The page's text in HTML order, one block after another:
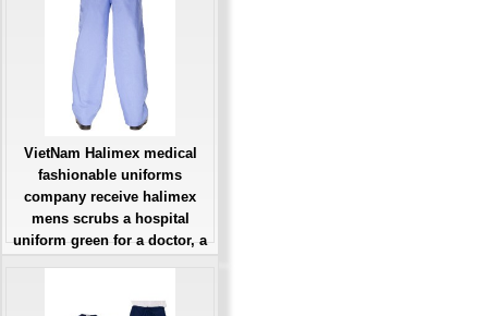
Đặt hàng
VietNam Halimex medical
fashionable uniforms
company receive halimex
mens scrubs a hospital
uniform green for a doctor, a
Giá: Liên Hệ